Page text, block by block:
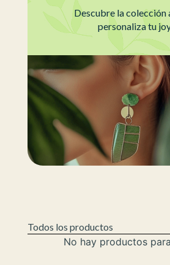
Descubre la colección
personaliza tu
Todos los productos
No hay productos